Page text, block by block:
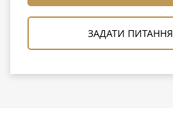
ЗАДАТИ ПИТАННЯ